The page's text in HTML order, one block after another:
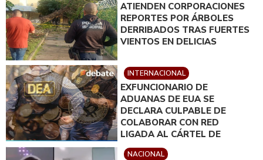
ATIENDEN CORPORACIONES
REPORTES POR ÁRBOLES
DERRIBADOS TRAS FUERTES
VIENTOS EN DELICIAS
INTERNACIONAL
EXFUNCIONARIO DE
ADUANAS DE EUA SE
DECLARA CULPABLE DE
COLABORAR CON RED
LIGADA AL CÁRTEL DE
SINALOA
NACIONAL